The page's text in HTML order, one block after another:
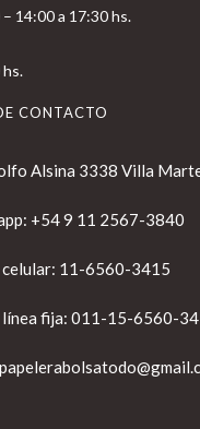
14:00 a 17:30 hs.
CONTACTO
Alsina 3338 Villa
+54 9 11 2567-3840
celular: 11-6560-3415
línea fija: 011-15-6560-